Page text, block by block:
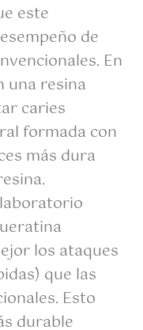
este
de
En
una resina
caries
formada con
más dura
los ataques
que las
Esto
durable